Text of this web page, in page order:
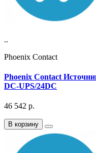
..
Phoenix Contact
Phoenix Contact
DC-UPS/24DC
46 542 р.
В корзину